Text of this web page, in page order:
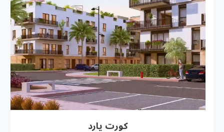
كورت يارد